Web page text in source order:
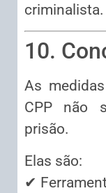
criminalista.
10.
As
CPP não
prisão.
Elas são:
✔